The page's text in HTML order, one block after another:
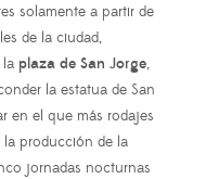
solamente a partir de
de la ciudad,
plaza de San Jorge,
la estatua de San
en el que más rodajes
producción de la
jornadas nocturnas